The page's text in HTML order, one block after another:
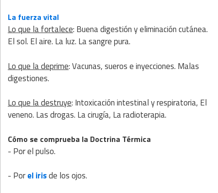
La fuerza vital
Lo que la fortalece: Buena digestión y eliminación cutánea.
El sol. El aire. La luz. La sangre pura.
Lo que la deprime: Vacunas, sueros e inyecciones. Malas
digestiones.
Lo que la destruye: Intoxicación intestinal y respiratoria, El
veneno. Las drogas. La cirugía, La radioterapia.
Cómo se comprueba la Doctrina Térmica
- Por el pulso.
- Porel irisde los ojos.